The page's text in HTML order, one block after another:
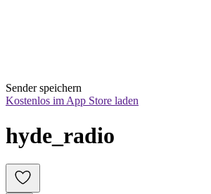
Sender speichern
Kostenlos im App Store laden
hyde_radio